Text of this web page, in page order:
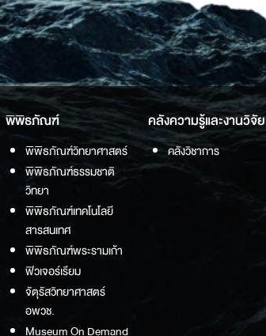
พิพิธภัณฑ์
พิพิธภัณฑ์วิทยาศาสตร์
พิพิธภัณฑ์ธรรมชาติ
วิทยา
พิพิธภัณฑ์เทคโนโลยี
สารสนเทศ
พิพิธภัณฑ์พระรามเก้า
ฟิวเจอร์เรียม
จัตุรัสวิทยาศาสตร์
อพวช.
Museum On Demand
คลังความรู้และงานวิจัย
คลังวิชาการ